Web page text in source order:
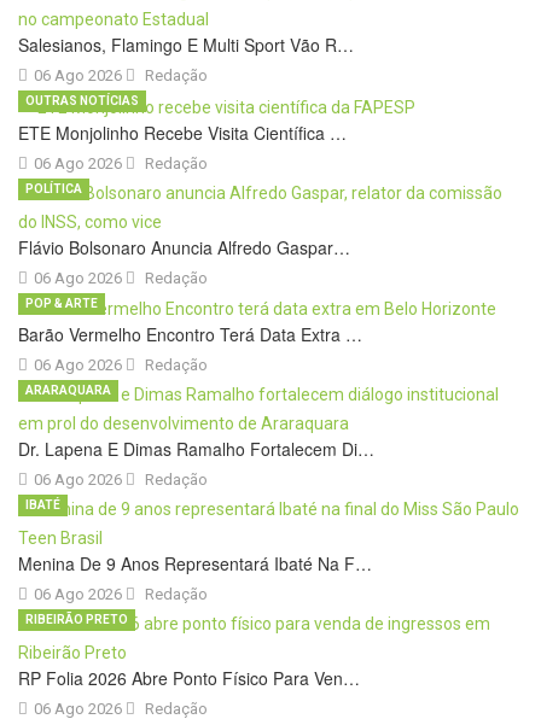
Salesianos, Flamingo E Multi Sport Vão R…
06 Ago 2026 Redação
ETE Monjolinho Recebe Visita Científica …
06 Ago 2026
OUTRAS NOTÍCIAS
Redação
Flávio Bolsonaro Anuncia Alfredo Gaspar…
06 Ago 2026
POLÍTICA
Redação
Barão Vermelho Encontro Terá Data Extra …
06 Ago 2026
POP & ARTE
Redação
Dr. Lapena E Dimas Ramalho Fortalecem Di…
06 Ago 2026
ARARAQUARA
Redação
Menina De 9 Anos Representará Ibaté Na F…
06 Ago 2026
IBATÉ
Redação
RP Folia 2026 Abre Ponto Físico Para Ven…
06 Ago 2026
RIBEIRÃO PRETO
Redação